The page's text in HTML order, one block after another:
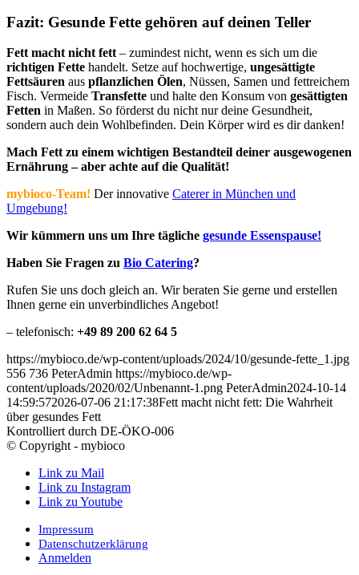
Fazit: Gesunde Fette gehören auf deinen Teller
Fett macht nicht fett – zumindest nicht, wenn es sich um die
richtigen Fette handelt. Setze auf hochwertige, ungesättigte
Fettsäuren aus pflanzlichen Ölen, Nüssen, Samen und fettreichem
Fisch. Vermeide Transfette und halte den Konsum von gesättigten
Fetten in Maßen. So förderst du nicht nur deine Gesundheit,
sondern auch dein Wohlbefinden. Dein Körper wird es dir danken!
Mach Fett zu einem wichtigen Bestandteil deiner ausgewogenen
Ernährung – aber achte auf die Qualität!
mybioco-Team! Der innovative Caterer in München und
Umgebung!
Wir kümmern uns um Ihre tägliche gesunde Essenspause!
Haben Sie Fragen zu Bio Catering?
Rufen Sie uns doch gleich an. Wir beraten Sie gerne und erstellen
Ihnen gerne ein unverbindliches Angebot!
– telefonisch: +49 89 200 62 64 5
https://mybioco.de/wp-content/uploads/2024/10/gesunde-fette_1.jpg
556 736 PeterAdmin https://mybioco.de/wp-
content/uploads/2020/02/Unbenannt-1.png PeterAdmin2024-10-14
14:59:572026-07-06 21:17:38Fett macht nicht fett: Die Wahrheit
über gesundes Fett
Kontrolliert durch DE-ÖKO-006
© Copyright - mybioco
Link zu Mail
Link zu Instagram
Link zu Youtube
Impressum
Datenschutzerklärung
Anmelden